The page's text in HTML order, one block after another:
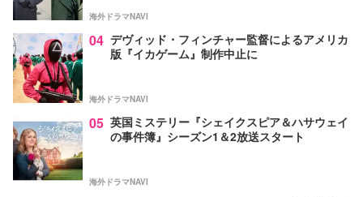
海外ドラマNAVI
04 デヴィッド・フィンチャー監督によるアメリカ
版『イカゲーム』制作中止に
海外ドラマNAVI
05 英国ミステリー『シェイクスピア＆ハサウェイ
の事件簿』シーズン1＆2放送スタート
海外ドラマNAVI